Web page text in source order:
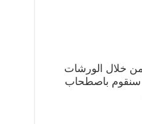
من خلال الورشات
سنقوم باصطحاب